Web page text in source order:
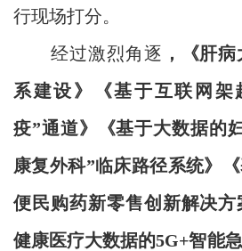
行现场打分。
经过激烈角逐 ，《肝
系建设》《基于互联网架
疫”通道》《基于大数据的
康复外科”临床路径系统》
便民购药新零售创新解决
健康医疗大数据的5G+智能急